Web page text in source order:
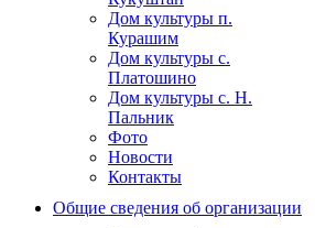
Дом культуры п.
Курашим
Дом культуры с.
Платошино
Дом культуры с. Н.
Пальник
Фото
Новости
Контакты
Общие сведения об организации